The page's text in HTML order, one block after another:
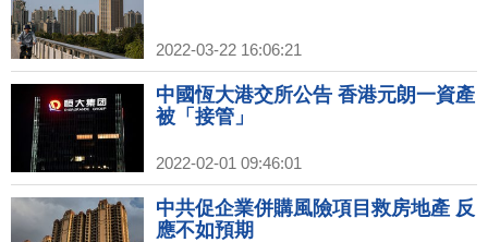
2022-03-22 16:06:21
中國恆大港交所公告 香港元朗一資產
被「接管」
2022-02-01 09:46:01
中共促企業併購風險項目救房地產 反
應不如預期